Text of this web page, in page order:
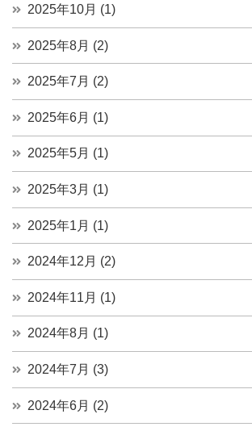
2025年10月 (1)
2025年8月 (2)
2025年7月 (2)
2025年6月 (1)
2025年5月 (1)
2025年3月 (1)
2025年1月 (1)
2024年12月 (2)
2024年11月 (1)
2024年8月 (1)
2024年7月 (3)
2024年6月 (2)